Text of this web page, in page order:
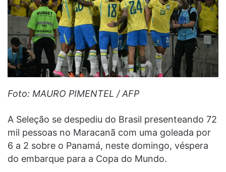
Foto: MAURO PIMENTEL / AFP
A Seleção se despediu do Brasil presenteando 72
mil pessoas no Maracanã com uma goleada por
6 a 2 sobre o Panamá, neste domingo, véspera
do embarque para a Copa do Mundo.